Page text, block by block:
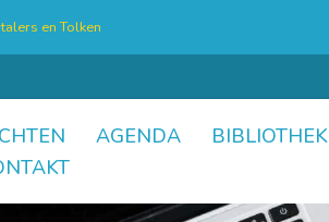
en Tolken
AGENDA
BIBLIOTHEK